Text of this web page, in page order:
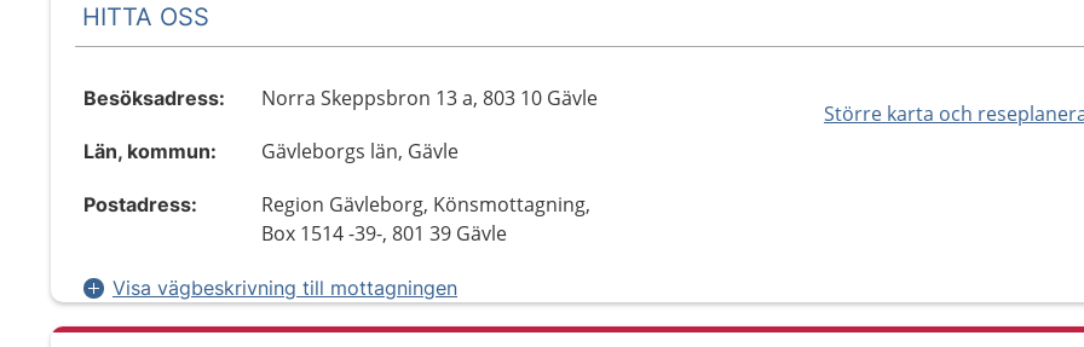
HITTA OSS
Större karta och
Besöksadress: Norra Skeppsbron 13 a, 803 10 Gävle
Län, kommun: Gävleborgs län, Gävle
Postadress:
Region Gävleborg, Könsmottagning,
Box 1514 -39-, 801 39 Gävle
Visa vägbeskrivning till mottagningen